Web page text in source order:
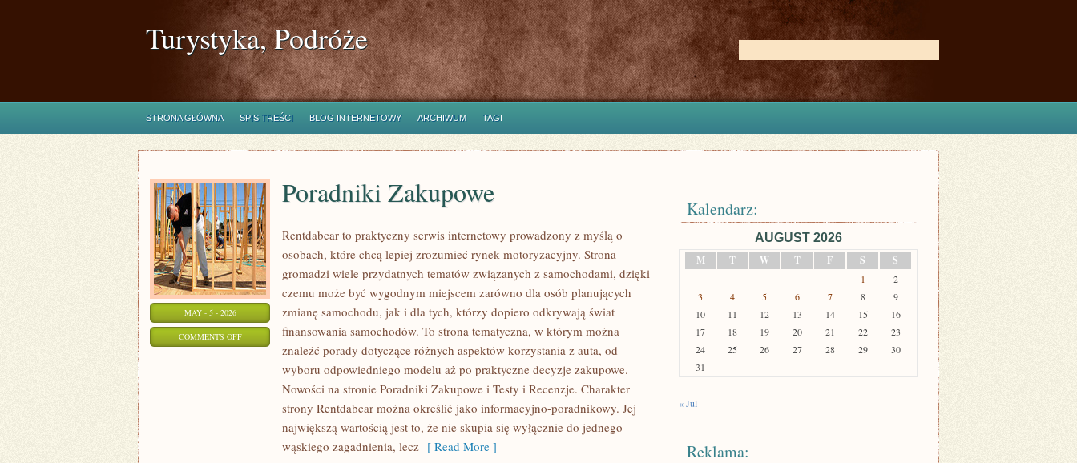
Turystyka, Podróże
STRONA GŁÓWNA SPIS TREŚCI BLOG INTERNETOWY ARCHIWUM TAGI
MAY - 5 - 2026
COMMENTS OFFON
PORADNIKI
ZAKUPOWE
Poradniki Zakupowe
Rentdabcar to praktyczny serwis internetowy prowadzony z myślą o
osobach, które chcą lepiej zrozumieć rynek motoryzacyjny. Strona
gromadzi wiele przydatnych tematów związanych z samochodami, dzięki
czemu może być wygodnym miejscem zarówno dla osób planujących
zmianę samochodu, jak i dla tych, którzy dopiero odkrywają świat
finansowania samochodów. To strona tematyczna, w którym można
znaleźć porady dotyczące różnych aspektów korzystania z auta, od
wyboru odpowiedniego modelu aż po praktyczne decyzje zakupowe.
Nowości na stronie Poradniki Zakupowe i Testy i Recenzje. Charakter
strony Rentdabcar można określić jako informacyjno-poradnikowy. Jej
największą wartością jest to, że nie skupia się wyłącznie do jednego
wąskiego zagadnienia, lecz [ Read More ]
Kalendarz:
AUGUST 2026
M
T W T F S S
1
2
3
4 5 6 7 8
9
10
11 12 13 14 15
16
17
18 19 20 21 22
23
24
25 26 27 28 29
30
31
« Jul
Reklama: